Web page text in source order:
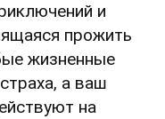
и
прожить
жизненные
а ваш
на